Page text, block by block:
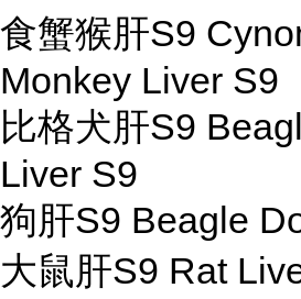
食蟹猴肝S9
Monkey Liver S9
比格犬肝S9
Liver S9
狗肝S9 Beagle
大鼠肝S9 Rat